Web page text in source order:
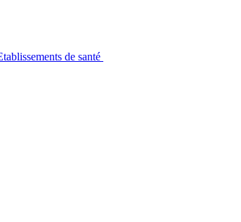
de santé